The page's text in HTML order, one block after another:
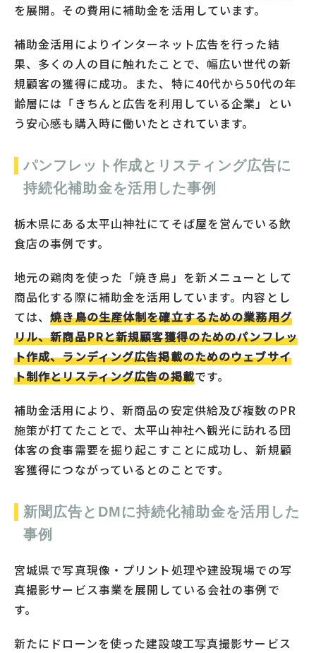
を展開。その費用に補助金を活用しています。
補助金活用によりインターネット広告を行った結
果、多くの人の目に触れたことで、幅広い世代の新
規顧客の獲得に成功。また、特に40代から50代の年
齢層には「きちんと広告を利用している企業」とい
う安心感も購入時に働いたとされています。
パンフレット作成とリスティング広告に
持続化補助金を活用した事例
栃木県にある太平山神社にてそば屋を営んでいる飲
食店の事例です。
地元の鶏肉を使った「焼き鳥」を新メニューとして
商品化する際に補助金を活用しています。内容とし
ては、焼き鳥の生産体制を確立するための業務用グ
リル、新商品PRと新規顧客獲得のためのパンフレッ
ト作成、ランディング広告掲載のためのウェブサイ
ト制作とリスティング広告の掲載です。
補助金活用により、新商品の安定供給及び複数のPR
施策が打てたことで、太平山神社へ観光に訪れる団
体客の食事需要を掘り起こすことに成功し、新規顧
客獲得につながっているとのことです。
新聞広告とDMに持続化補助金を活用した
事例
宮城県で写真現像・プリント処理や建設現場での写
真撮影サービス事業を展開している会社の事例で
す。
新たにドローンを使った建設竣工写真撮影サービス